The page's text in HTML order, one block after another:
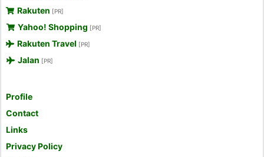
Rakuten [PR]
Yahoo! Shopping [PR]
Rakuten Travel [PR]
Jalan [PR]
Profile
Contact
Links
Privacy Policy